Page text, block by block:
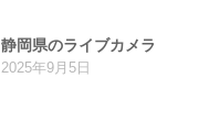
静岡県のライブカメラ
2025年9月5日